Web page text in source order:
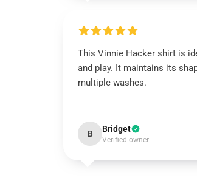
This Vinnie Hacker shirt is
and play. It maintains its
multiple washes.
B Bridget
Verified owner